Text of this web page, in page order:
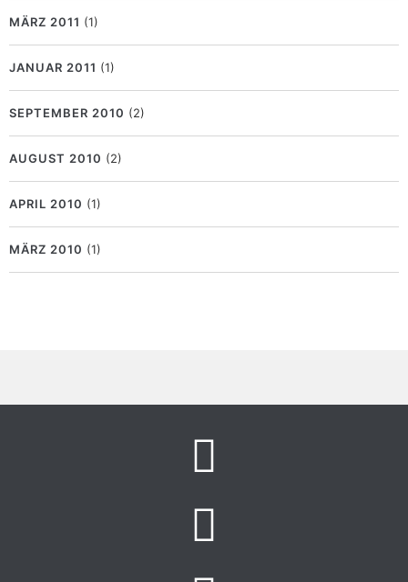
MÄRZ 2011 (1)
JANUAR 2011 (1)
SEPTEMBER 2010 (2)
AUGUST 2010 (2)
APRIL 2010 (1)
MÄRZ 2010 (1)